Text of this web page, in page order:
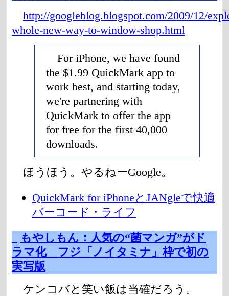
http://googleblog.blogspot.com/2009/12/
whole-new-way-to-window-shop.html
For iPhone, we have found
the $1.99 QuickMark app to
work best, and starting today,
we're partnering with
QuickMark to offer the app
for free for the first 40,000
downloads.
ほうほう。やるねーGoogle。
QuickMark for iPhoneとJANgleで快適
バーコード・ライフ
もやしもん：人気の“菌マンガ”がド
ラマ化 フジ「ノイタミナ」枠で初の
実写版
ケンコバと笑い飯は当確だろう。